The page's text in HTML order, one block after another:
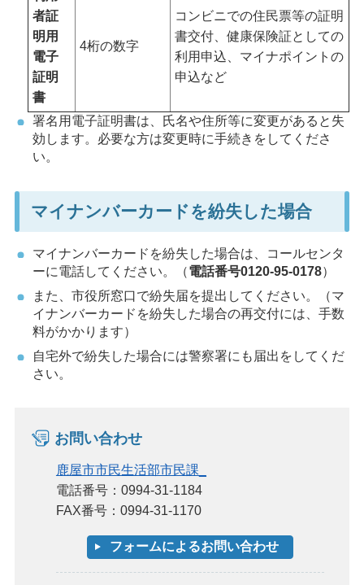
者証
明用
電子
証明
書
4桁の数字
コンビニでの住民票等の証明
書交付、健康保険証としての
利用申込、マイナポイントの
申込など
署名用電子証明書は、氏名や住所等に変更があると失
効します。必要な方は変更時に手続きをしてくださ
い。
マイナンバーカードを紛失した場合
マイナンバーカードを紛失した場合は、コールセンタ
ーに電話してください。（電話番号0120-95-0178）
また、市役所窓口で紛失届を提出してください。（マ
イナンバーカードを紛失した場合の再交付には、手数
料がかかります）
自宅外で紛失した場合には警察署にも届出をしてくだ
さい。
お問い合わせ
鹿屋市市民生活部市民課_
電話番号：0994-31-1184
FAX番号：0994-31-1170